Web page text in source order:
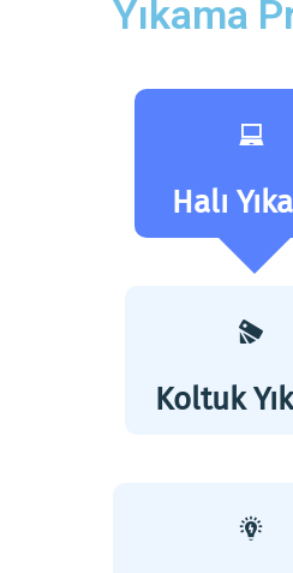
Yıkama
Halı
Koltuk